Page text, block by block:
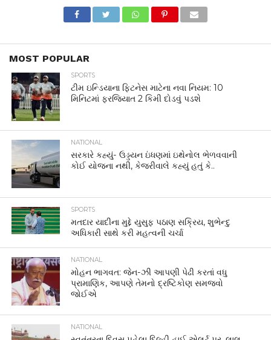
MOST POPULAR
SPORTS
ટીમ ઇન્ડિયાના ફિટનેસ માટેના નવા નિયમ: 10
મિનિટમાં ફરજિયાત 2 કિમી દોડવું પડશે
NATIONAL
સરકારે કહ્યું- ઉડ્ડયન ઇંધણમાં ઇથેનોલ ભેળવવાની
કોઈ યોજના નથી, કેજરીવાલે કહ્યું હતું કે..
SPORTS
મતદાર યાદીના મુદ્દે યુસુફ પઠાણ સક્રિય, શુભેન્દુ
અધિકારી સાથે કરી મહત્વની ચર્ચા
NATIONAL
મોહન ભાગવત: જેન-ઝી આપણી પેઢી કરતાં વધુ
પ્રામાણિક, આપણે તેમનો દ્રષ્ટિકોણ સમજવો
જોઈએ
NATIONAL